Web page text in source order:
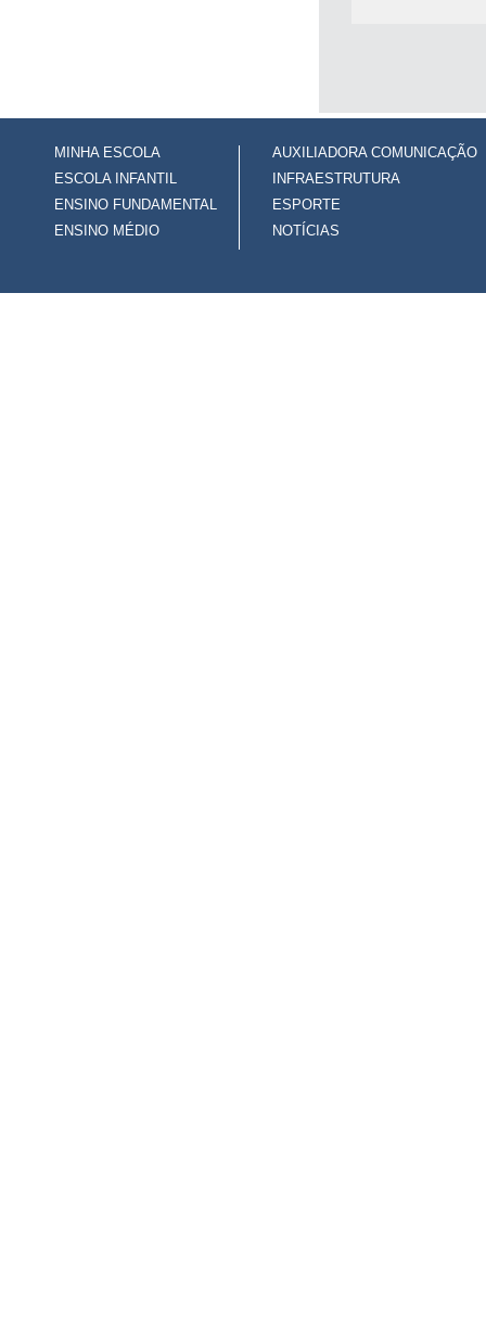
MINHA ESCOLA
ESCOLA INFANTIL
ENSINO FUNDAMENTAL
ENSINO MÉDIO
AUXILIADORA COMUNICAÇÃO
INFRAESTRUTURA
ESPORTE
NOTÍCIAS